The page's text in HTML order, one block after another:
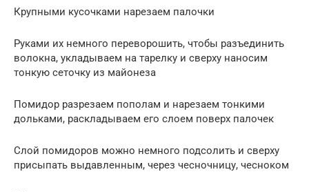
Крупными кусочками нарезаем палочки
Руками их немного переворошить, чтобы разъединить
волокна, укладываем на тарелку и сверху наносим
тонкую сеточку из майонеза
Помидор разрезаем пополам и нарезаем тонкими
дольками, раскладываем его слоем поверх палочек
Слой помидоров можно немного подсолить и сверху
присыпать выдавленным, через чесночницу, чесноком